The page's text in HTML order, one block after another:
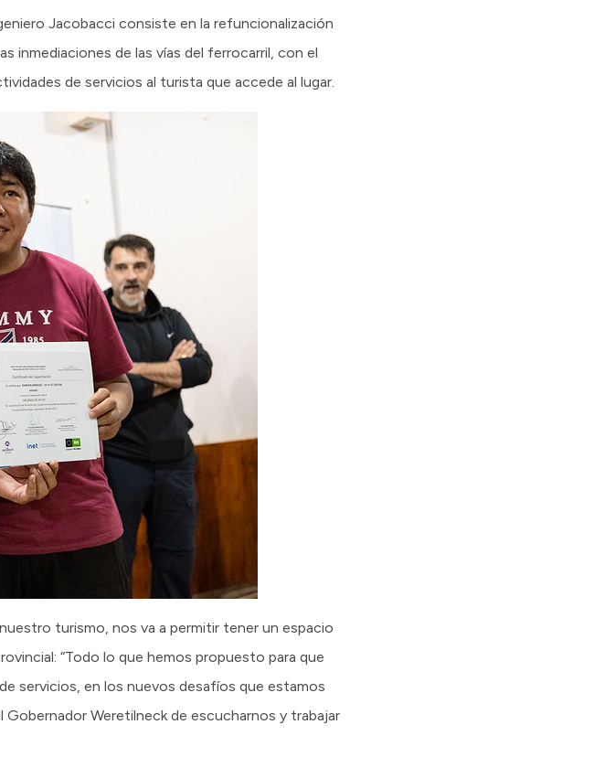
Jacobacci consiste en la refuncionalización
inmediaciones de las vías del ferrocarril, con el
de servicios al turista que accede al lugar.
turismo, nos va a permitir tener un espacio
“Todo lo que hemos propuesto para que
servicios, en los nuevos desafíos que estamos
Weretilneck de escucharnos y trabajar